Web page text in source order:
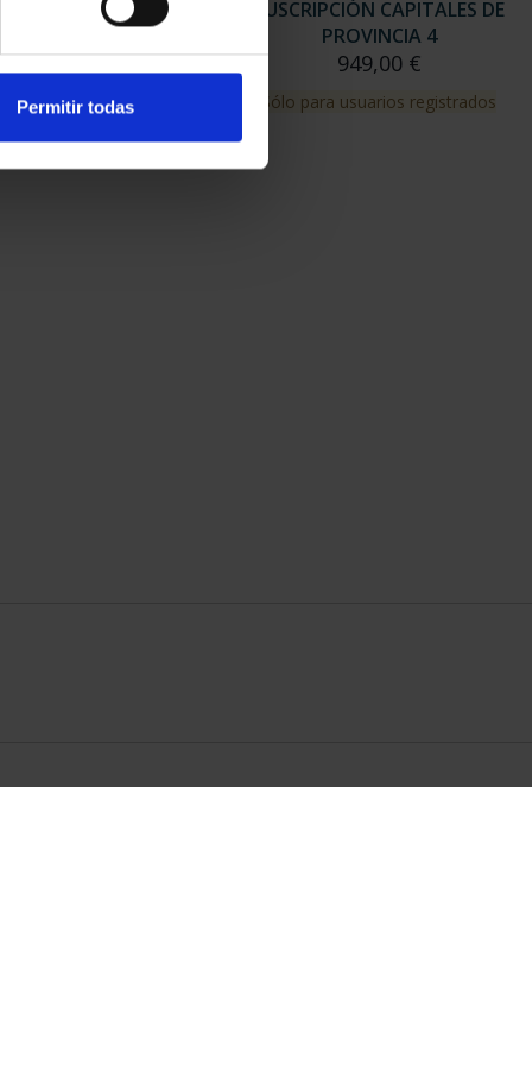
Permitir todas
CAPITALES DE
PROVINCIA 3
949,00 €
para usuarios registrados
SUSCRIPCIÓN CAPITALES DE
PROVINCIA 4
949,00 €
Sólo para usuarios registrados